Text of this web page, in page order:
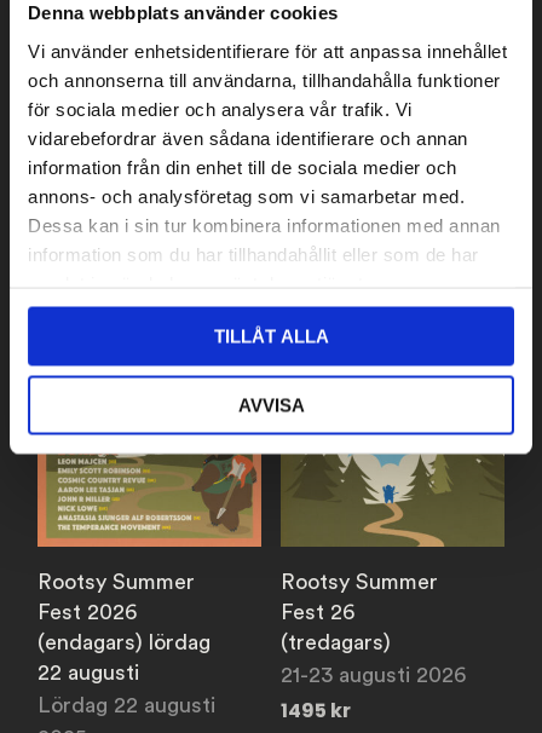
Denna webbplats använder cookies
Vi använder enhetsidentifierare för att anpassa innehållet
och annonserna till användarna, tillhandahålla funktioner
för sociala medier och analysera vår trafik. Vi
vidarebefordrar även sådana identifierare och annan
information från din enhet till de sociala medier och
annons- och analysföretag som vi samarbetar med.
Dessa kan i sin tur kombinera informationen med annan
information som du har tillhandahållit eller som de har
TILLÅT ALLA
AVVISA
medlemspris-biljetter till konserter under 2026,
gäller att ni har löst medlemsavgiften för 2026,
samt bara en biljett per medlem till medlemspris.
Relaterade
produkter
Rootsy Summer
Fest 2026
(endagars) lördag
22 augusti
Lördag 22 augusti
Rootsy Summer
Fest 26
(tredagars)
21-23 augusti 2026
1495 kr